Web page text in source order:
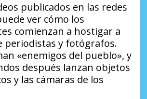
publicados en las redes
ver cómo los
comienzan a hostigar a
periodistas y fotógrafos.
«enemigos del pueblo», y
después lanzan objetos
y las cámaras de los